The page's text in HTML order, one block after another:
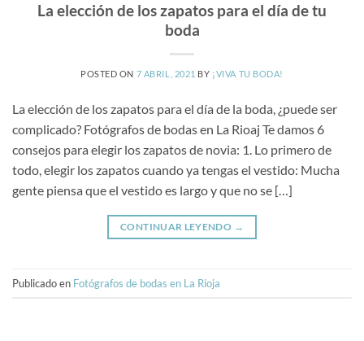
La elección de los zapatos para el día de tu
boda
POSTED ON 7 ABRIL, 2021 BY ¡VIVA TU BODA!
La elección de los zapatos para el día de la boda, ¿puede ser
complicado? Fotógrafos de bodas en La Rioaj Te damos 6
consejos para elegir los zapatos de novia: 1. Lo primero de
todo, elegir los zapatos cuando ya tengas el vestido: Mucha
gente piensa que el vestido es largo y que no se […]
CONTINUAR LEYENDO →
Publicado en Fotógrafos de bodas en La Rioja